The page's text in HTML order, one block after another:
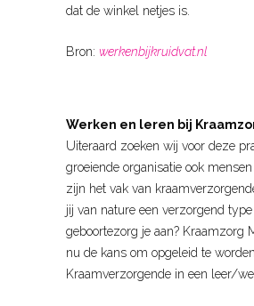
dat de winkel netjes is.
Bron: werkenbijkruidvat.nl
Werken en leren bij
Uiteraard zoeken wij voor deze
groeiende organisatie ook
zijn het vak van
jij van nature een verzorgend
geboortezorg je aan? Kraamzorg
nu de kans om opgeleid te
Kraamverzorgende in een leer/